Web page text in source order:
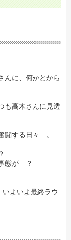
んに、何かとから
も高木さんに見透
闘する日々…。
態が―？
よいよ最終ラウ